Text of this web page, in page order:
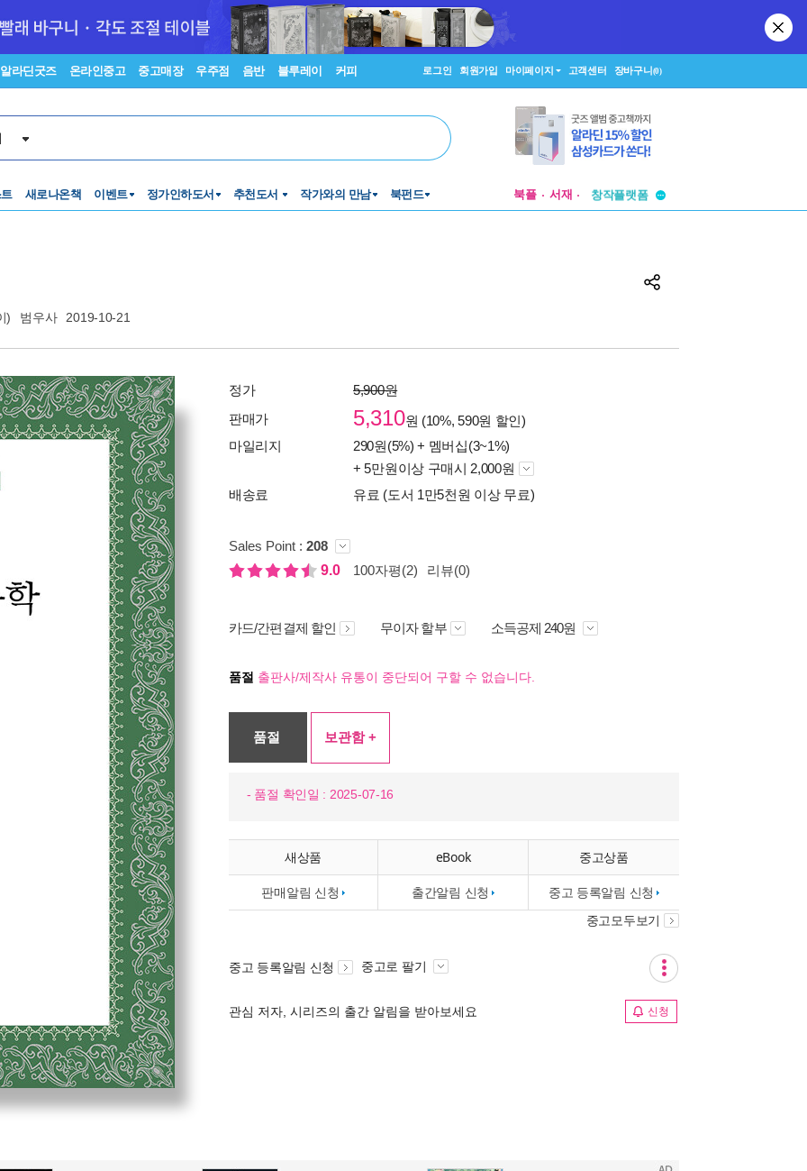
알라딘굿즈 온라인중고 중고매장 우주점 음반 블루레이 커피 로그인 회원가입 마이페이지 고객센터 장바구니(0)
새로나온책 이벤트 정가인하도서 추천도서 작가와의 만남 북펀드 북플 서재
창작플랫폼
) 범우사 2019-10-21
정가
5,900원
판매가
5,310원 (10%, 590원 할인)
마일리지
290원(5%) + 멤버십(3~1%)
+ 5만원이상 구매시 2,000원
배송료
유료 (도서 1만5천원 이상 무료)
Sales Point : 208
9.0
100자평(2) 리뷰(0)
카드/간편결제 할인 무이자 할부 소득공제 240원
품절 출판사/제작사 유통이 중단되어 구할 수 없습니다.
품절 보관함 +
- 품절 확인일 : 2025-07-16
새상품 eBook 중고상품
판매알림 신청 출간알림 신청 중고 등록알림 신청
중고모두보기
중고 등록알림 신청 중고로 팔기
관심 저자, 시리즈의 출간 알림을 받아보세요 신청